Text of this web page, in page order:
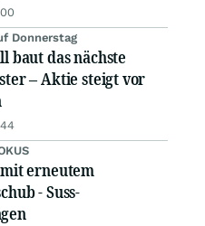
Donnerstag
baut das nächste
– Aktie steigt vor
erneutem
- Suss-